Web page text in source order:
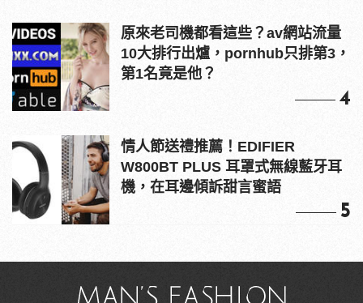
原來老司機都看這些？av網站流量
10大排行出爐，pornhub只排第3，
第1名竟是他？
4
情人節送禮推薦！EDIFIER
W800BT PLUS 耳罩式無線藍牙耳
機，在耳邊傾訴甜言蜜語
5